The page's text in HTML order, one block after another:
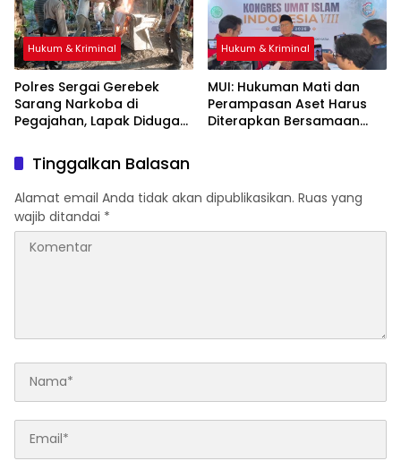
Hukum & Kriminal
Polres Sergai Gerebek
Sarang Narkoba di
Pegajahan, Lapak Diduga
Dibakar
Hukum & Kriminal
‎MUI: Hukuman Mati dan
Perampasan Aset Harus
Diterapkan Bersamaan
Tinggalkan Balasan
Alamat email Anda tidak akan dipublikasikan. Ruas yang
wajib ditandai *